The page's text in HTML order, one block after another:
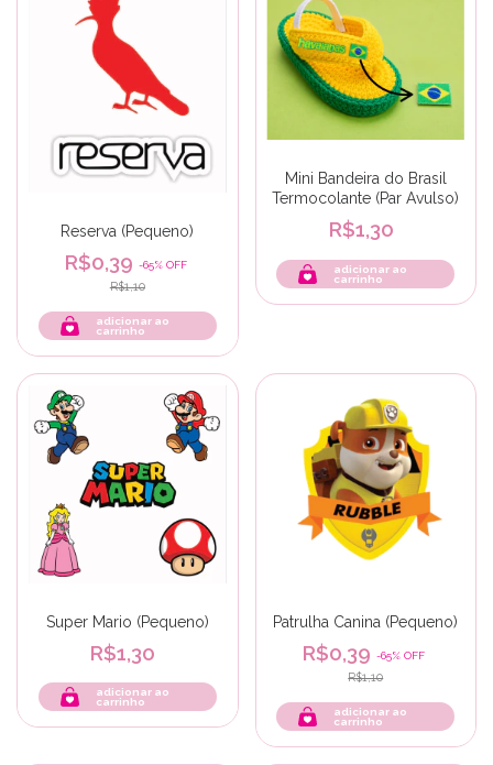
Reserva (Pequeno)
R$0,39 -65% OFF
R$1,10
adicionar ao
carrinho
Mini Bandeira do Brasil
Termocolante (Par Avulso)
R$1,30
Super Mario (Pequeno)
R$1,30
adicionar ao
carrinho
Patrulha Canina (Pequeno)
R$0,39-65%OFF
R$1,10
adicionar ao
carrinho